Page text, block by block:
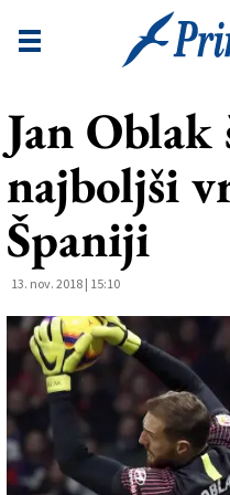
Novice
Goriška
Kultura
Šport
Še
Vreme
V Kioskih
Uredništvo
Oglasi
Jan
najboljši
Španiji
13. nov. 2018 | 15:10